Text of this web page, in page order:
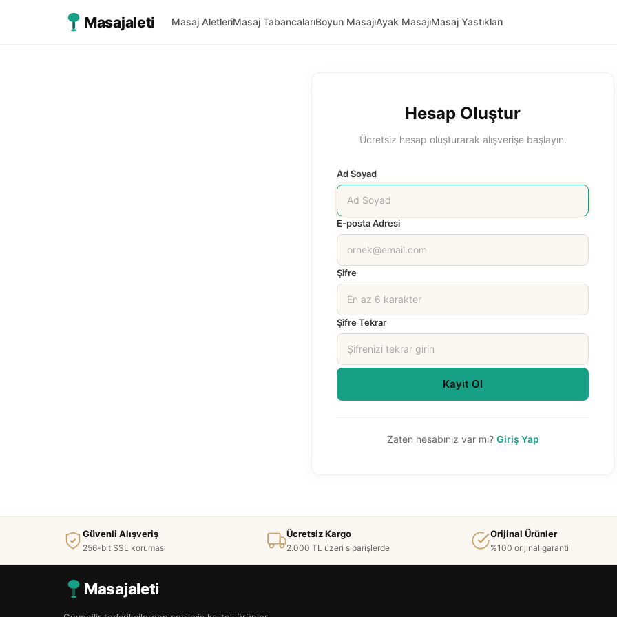
Masajaleti Masaj AletleriMasaj TabancalarıBoyun MasajıAyak MasajıMasaj Yastıkları
Hesap Oluştur
Ücretsiz hesap oluşturarak alışverişe başlayın.
Ad Soyad
E-posta Adresi
Şifre
Şifre Tekrar
Kayıt Ol
Zaten hesabınız var mı? Giriş Yap
Güvenli Alışveriş
256-bit SSL koruması
Ücretsiz Kargo
2.000 TL üzeri siparişlerde
Orijinal Ürünler
%100 orijinal garanti
Masajaleti